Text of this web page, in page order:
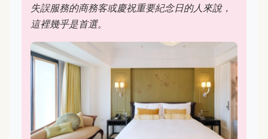
失誤服務的商務客或慶祝重要紀念日的人來說，
這裡幾乎是首選。